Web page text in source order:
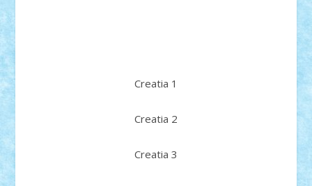
Creatia 1
Creatia 2
Creatia 3